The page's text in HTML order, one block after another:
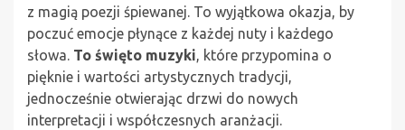
z magią poezji śpiewanej. To wyjątkowa okazja, by
poczuć emocje płynące z każdej nuty i każdego
słowa. To święto muzyki, które przypomina o
pięknie i wartości artystycznych tradycji,
jednocześnie otwierając drzwi do nowych
interpretacji i współczesnych aranżacji.